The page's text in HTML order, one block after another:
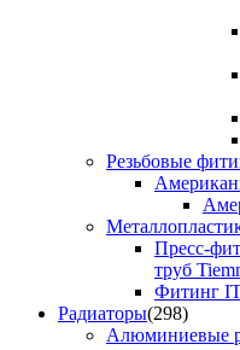
Резьбовые
Пресс-
труб
Фитинг
Радиаторы(298)
Алюминиевые